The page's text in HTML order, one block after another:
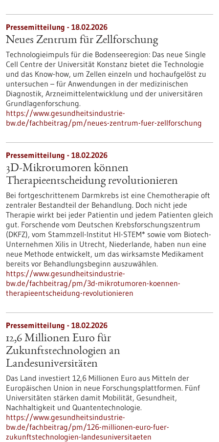
Pressemitteilung - 18.02.2026
Neues Zentrum für Zellforschung
Technologieimpuls für die Bodenseeregion: Das neue Single
Cell Centre der Universität Konstanz bietet die Technologie
und das Know-how, um Zellen einzeln und hochaufgelöst zu
untersuchen – für Anwendungen in der medizinischen
Diagnostik, Arzneimittelentwicklung und der universitären
Grundlagenforschung.
https://www.gesundheitsindustrie-
bw.de/fachbeitrag/pm/neues-zentrum-fuer-zellforschung
Pressemitteilung - 18.02.2026
3D-Mikrotumoren können
Therapieentscheidung revolutionieren
Bei fortgeschrittenem Darmkrebs ist eine Chemotherapie oft
zentraler Bestandteil der Behandlung. Doch nicht jede
Therapie wirkt bei jeder Patientin und jedem Patienten gleich
gut. Forschende vom Deutschen Krebsforschungszentrum
(DKFZ), vom Stammzell-Institut HI-STEM* sowie vom Biotech-
Unternehmen Xilis in Utrecht, Niederlande, haben nun eine
neue Methode entwickelt, um das wirksamste Medikament
bereits vor Behandlungsbeginn auszuwählen.
https://www.gesundheitsindustrie-
bw.de/fachbeitrag/pm/3d-mikrotumoren-koennen-
therapieentscheidung-revolutionieren
Pressemitteilung - 18.02.2026
12,6 Millionen Euro für
Zukunftstechnologien an
Landesuniversitäten
Das Land investiert 12,6 Millionen Euro aus Mitteln der
Europäischen Union in neue Forschungsplattformen. Fünf
Universitäten stärken damit Mobilität, Gesundheit,
Nachhaltigkeit und Quantentechnologie.
https://www.gesundheitsindustrie-
bw.de/fachbeitrag/pm/126-millionen-euro-fuer-
zukunftstechnologien-landesuniversitaeten